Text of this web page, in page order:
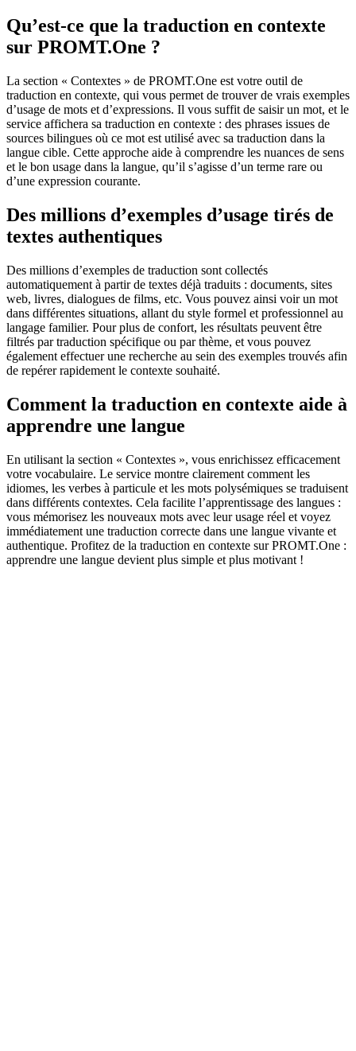
Qu’est-ce que la traduction en contexte
sur PROMT.One ?
La section « Contextes » de PROMT.One est votre outil de
traduction en contexte, qui vous permet de trouver de vrais exemples
d’usage de mots et d’expressions. Il vous suffit de saisir un mot, et le
service affichera sa traduction en contexte : des phrases issues de
sources bilingues où ce mot est utilisé avec sa traduction dans la
langue cible. Cette approche aide à comprendre les nuances de sens
et le bon usage dans la langue, qu’il s’agisse d’un terme rare ou
d’une expression courante.
Des millions d’exemples d’usage tirés de
textes authentiques
Des millions d’exemples de traduction sont collectés
automatiquement à partir de textes déjà traduits : documents, sites
web, livres, dialogues de films, etc. Vous pouvez ainsi voir un mot
dans différentes situations, allant du style formel et professionnel au
langage familier. Pour plus de confort, les résultats peuvent être
filtrés par traduction spécifique ou par thème, et vous pouvez
également effectuer une recherche au sein des exemples trouvés afin
de repérer rapidement le contexte souhaité.
Comment la traduction en contexte aide à
apprendre une langue
En utilisant la section « Contextes », vous enrichissez efficacement
votre vocabulaire. Le service montre clairement comment les
idiomes, les verbes à particule et les mots polysémiques se traduisent
dans différents contextes. Cela facilite l’apprentissage des langues :
vous mémorisez les nouveaux mots avec leur usage réel et voyez
immédiatement une traduction correcte dans une langue vivante et
authentique. Profitez de la traduction en contexte sur PROMT.One :
apprendre une langue devient plus simple et plus motivant !